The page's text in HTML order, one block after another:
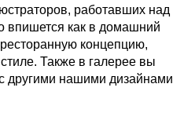
работавших над
впишется как в домашний
концепцию,
Также в галерее вы
другими нашими дизайнами